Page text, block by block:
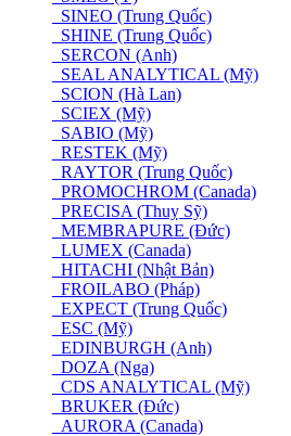
SINEO (Trung Quốc)
SHINE (Trung Quốc)
SERCON (Anh)
SEAL ANALYTICAL (Mỹ)
SCION (Hà Lan)
SCIEX (Mỹ)
SABIO (Mỹ)
RESTEK (Mỹ)
RAYTOR (Trung Quốc)
PROMOCHROM (Canada)
PRECISA (Thuỵ Sỹ)
MEMBRAPURE (Đức)
LUMEX (Canada)
HITACHI (Nhật Bản)
FROILABO (Pháp)
EXPECT (Trung Quốc)
ESC (Mỹ)
EDINBURGH (Anh)
DOZA (Nga)
CDS ANALYTICAL (Mỹ)
BRUKER (Đức)
AURORA (Canada)